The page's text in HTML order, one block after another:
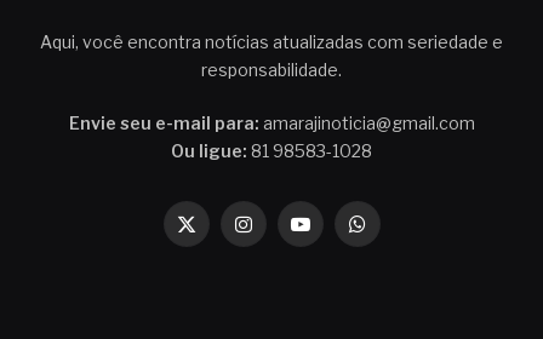
Aqui, você encontra notícias atualizadas com seriedade e
responsabilidade.
Envie seu e-mail para: amarajinoticia@gmail.com
Ou ligue: 81 98583-1028
X
InstagramYouTubeWhatsApp